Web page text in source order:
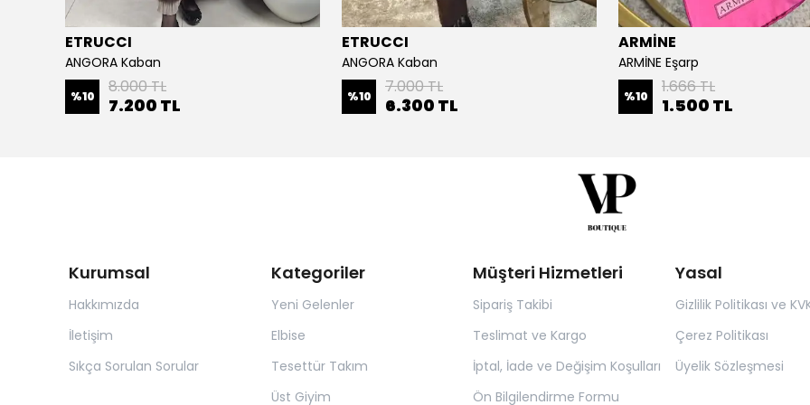
ETRUCCI
ANGORA Kaban
%10 8.000 TL
7.200 TL
ETRUCCI
ANGORA Kaban
%10 7.000 TL
6.300 TL
ARMİNE
ARMİNE Eşarp
%10 1.666 TL
1.500 TL
Kurumsal
Hakkımızda
İletişim
Sıkça Sorulan Sorular
Kategoriler
Yeni Gelenler
Elbise
Tesettür Takım
Üst Giyim
Müşteri Hizmetleri
Sipariş Takibi
Teslimat ve Kargo
İptal, İade ve Değişim Koşulları
Ön Bilgilendirme Formu
Yasal
Gizlilik Politikası ve
Çerez Politikası
Üyelik Sözleşmesi